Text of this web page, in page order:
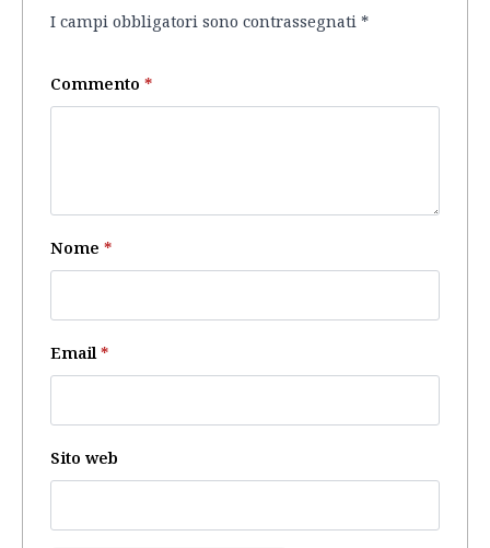
I campi obbligatori sono contrassegnati *
Commento *
Nome *
Email *
Sito web